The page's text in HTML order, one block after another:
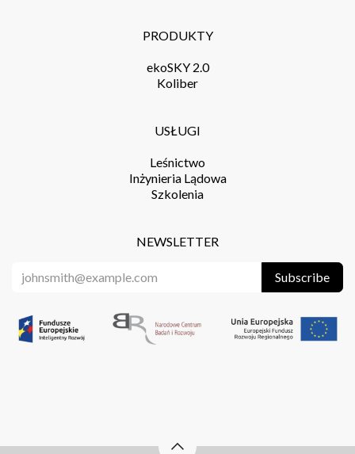
NEWSLETTER
Subscribe
PRODUKTY
ekoSKY 2.0
Koliber
USŁUGI
Leśnictwo
Inżynieria Lądowa
Szkolenia